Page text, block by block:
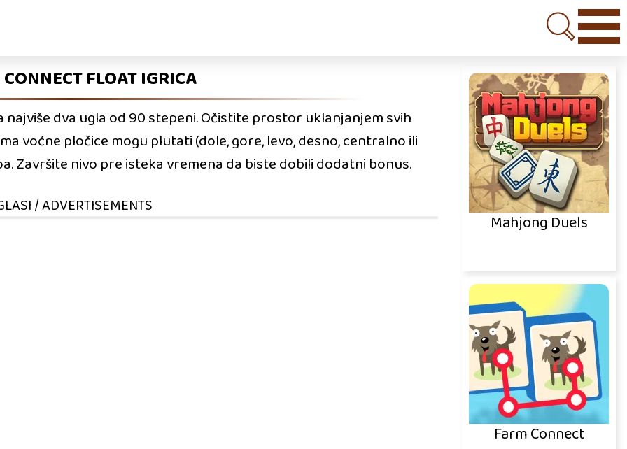
FLOAT IGRICA
dva ugla od 90 stepeni. Očistite prostor uklanjanjem svih
voćne pločice mogu plutati (dole, gore, levo, desno, centralno ili
Završite nivo pre isteka vremena da biste dobili dodatni bonus.
/ ADVERTISEMENTS
Mahjong Duels
Farm Connect